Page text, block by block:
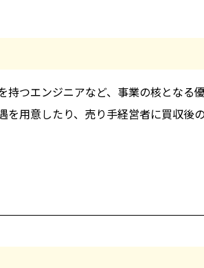
つエンジニアなど、事業の核とな
用意したり、売り手経営者に買収後